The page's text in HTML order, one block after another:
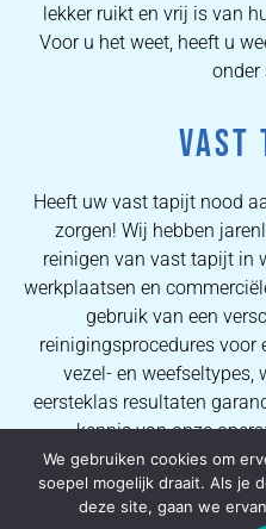
lekker ruikt en vrij is van
Voor u het weet, heeft u
onder
VAST
Heeft uw vast tapijt nood
zorgen! Wij hebben
reinigen van vast tapijt in
werkplaatsen en
gebruik van een
reinigingsprocedures voor
vezel- en weefseltypes,
eersteklas resultaten
kennis van onze
consumenten volmaakte
kwalitatieve
We gebruiken cookies om
soepel mogelijk draait. Als je
deze site, gaan we